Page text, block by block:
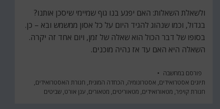
ולשאלת השאלות: האם יפגע בנו גוף שמיימי שיסכן אותנו?
בגדול, וכמו שנהוג להגיד היום על כל אסון ממשמש ובא – כן.
בסופו של דבר הכול הוא שאלה של זמן, ויום אחד זה יקרה.
השאלה היא האם עד אז נהיה מוכנים.
פורסם במחשבה
תיוגים אסטרואידים, אסטרונומיה, הכחדה המונית, חגורת האסטרואידים,
חגורת קויפר, מטאורואידים, מטאוריטים, מטאורים, ענן אורט, שביטים